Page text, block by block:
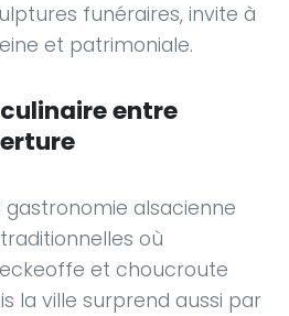
funéraires, invite à
et patrimoniale.
entre
alsacienne
où
et choucroute
la ville surprend aussi par